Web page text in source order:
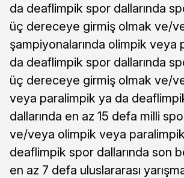
da deaflimpik spor dallarında
üç dereceye girmiş olmak ve/
şampiyonalarında olimpik veya
da deaflimpik spor dallarında
üç dereceye girmiş olmak ve/
veya paralimpik ya da
dallarında en az 15 defa milli
ve/veya olimpik veya
deaflimpik spor dallarında son
en az 7 defa uluslararası